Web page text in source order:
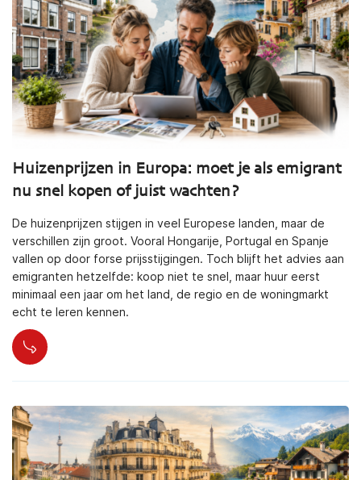
Huizenprijzen in Europa: moet je als emigrant
nu snel kopen of juist wachten?
De huizenprijzen stijgen in veel Europese landen, maar de
verschillen zijn groot. Vooral Hongarije, Portugal en Spanje
vallen op door forse prijsstijgingen. Toch blijft het advies aan
emigranten hetzelfde: koop niet te snel, maar huur eerst
minimaal een jaar om het land, de regio en de woningmarkt
echt te leren kennen.